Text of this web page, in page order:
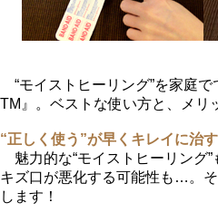
“モイストヒーリング”を家庭
TM』。ベストな使い方と、メリ
“正しく使う”が早くキレイに治
魅力的な“モイストヒーリング
キズ口が悪化する可能性も…。
します！